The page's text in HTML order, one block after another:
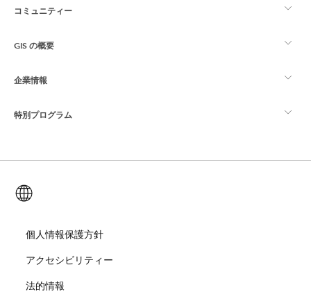
ArcGIS の概要
マッピング
Esri ストア
コミュニティー
Esri Community
ArcGIS ブログ
ユーザー調査およびテスト
Esri Young Professionals Network
イベント
GIS の概要
GIS とは
ロケーション インテリジェンス
トレーニング
ArcUser
ArcNews
企業情報
Esri について
採用情報
オープンビジョン
特別プログラム
ArcGIS for Student Use
自然保護
災害対応
個人情報保護方針
アクセシビリティー
法的情報